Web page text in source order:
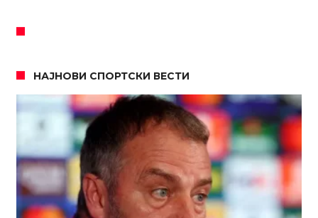
НАЈНОВИ СПОРТСКИ ВЕСТИ